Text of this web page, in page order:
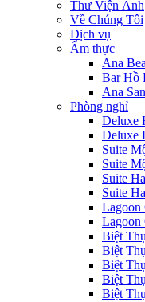
Thư Viện Ảnh
Về Chúng Tôi
Dịch vụ
Ẩm thực
Ana
Bar Hồ
Ana
Phòng nghỉ
Deluxe
Deluxe
Suite
Suite
Suite
Suite
Lagoon
Lagoon
Biệt
Biệt
Biệt
Biệt
Biệt